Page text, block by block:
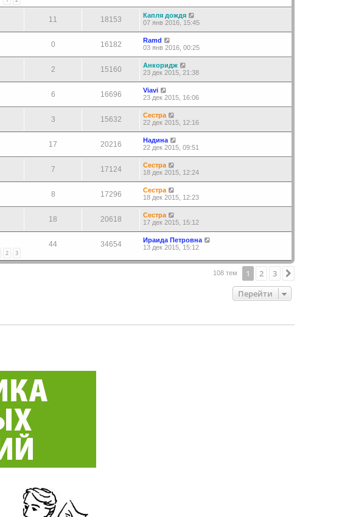
11 18153
Капля дождя
07 янв 2016, 15:45
0 16182
Ramd
03 янв 2016, 00:25
2 15160
Анкоридж
23 дек 2015, 21:38
6 16696
Viavi
23 дек 2015, 16:06
3 15632
Сестра
22 дек 2015, 12:16
17 20216
Надина
22 дек 2015, 09:51
7 17124
Сестра
18 дек 2015, 12:24
8 17296
Сестра
18 дек 2015, 12:23
18 20618
Сестра
17 дек 2015, 15:12
2 3
44 34654
Ираида Петровна
13 дек 2015, 15:12
108 тем 1 2 3
Перейти